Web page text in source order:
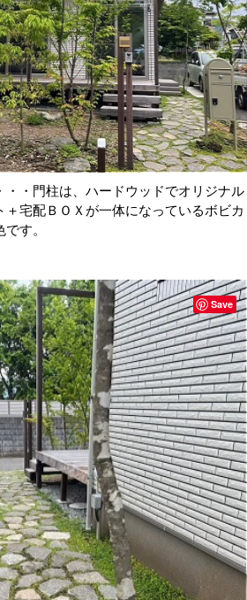
・・門柱は、ハードウッドでオリジナル
宅配ＢＯＸが一体になっているボビカ
す。
Save